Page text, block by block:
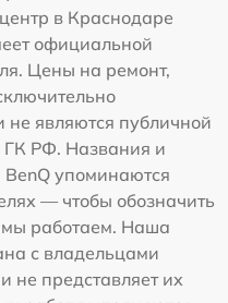
в Краснодаре
официальной
Цены на ремонт,
не являются публичной
ГК РФ. Названия и
BenQ упоминаются
— чтобы обозначить
мы работаем. Наша
с владельцами
не представляет их